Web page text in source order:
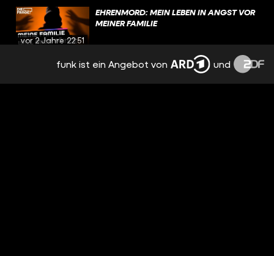
vor 2 Jahren22:51
EHRENMORD: MEIN LEBEN IN ANGST VOR
MEINER FAMILIE
DEVOTEE & AMELO: WIR STEHEN AUF
MENSCHEN MIT BEHINDERUNG!
funk ist ein Angebot von und